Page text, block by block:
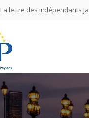
La lettre des indépendants
La lettre des indépendants
La lettre des indépendants
Mission nationale ÉLECTIONS
La lettre des indépendants